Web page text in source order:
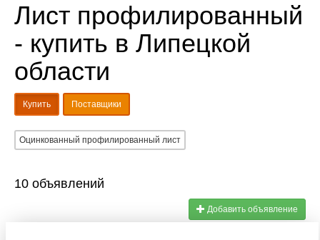
Лист профилированный
- купить в Липецкой
области
Купить Поставщики
Оцинкованный профилированный лист
10 объявлений
Добавить объявление